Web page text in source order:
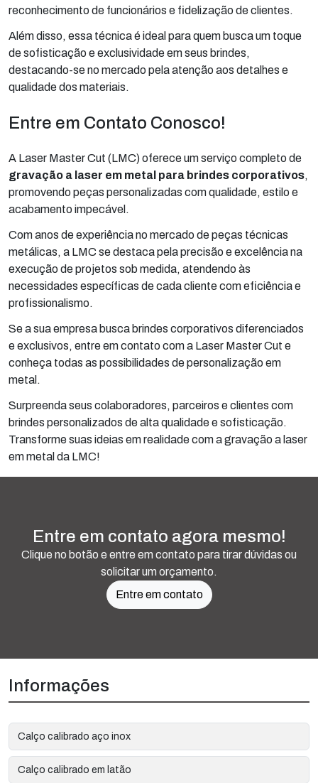
reconhecimento de funcionários e fidelização de clientes.
Além disso, essa técnica é ideal para quem busca um toque
de sofisticação e exclusividade em seus brindes,
destacando-se no mercado pela atenção aos detalhes e
qualidade dos materiais.
Entre em Contato Conosco!
A Laser Master Cut (LMC) oferece um serviço completo de
gravação a laser em metal para brindes corporativos,
promovendo peças personalizadas com qualidade, estilo e
acabamento impecável.
Com anos de experiência no mercado de peças técnicas
metálicas, a LMC se destaca pela precisão e excelência na
execução de projetos sob medida, atendendo às
necessidades específicas de cada cliente com eficiência e
profissionalismo.
Se a sua empresa busca brindes corporativos diferenciados
e exclusivos, entre em contato com a Laser Master Cut e
conheça todas as possibilidades de personalização em
metal.
Surpreenda seus colaboradores, parceiros e clientes com
brindes personalizados de alta qualidade e sofisticação.
Transforme suas ideias em realidade com a gravação a laser
em metal da LMC!
Entre em contato agora mesmo!
Clique no botão e entre em contato para tirar dúvidas ou
solicitar um orçamento.
Entre em contato
Informações
Calço calibrado aço inox
Calço calibrado em latão